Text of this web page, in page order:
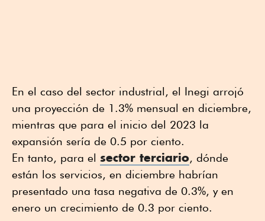
En el caso del sector industrial, el Inegi arrojó
una proyección de 1.3% mensual en diciembre,
mientras que para el inicio del 2023 la
expansión sería de 0.5 por ciento.
En tanto, para el sector terciario, dónde
están los servicios, en diciembre habrían
presentado una tasa negativa de 0.3%, y en
enero un crecimiento de 0.3 por ciento.